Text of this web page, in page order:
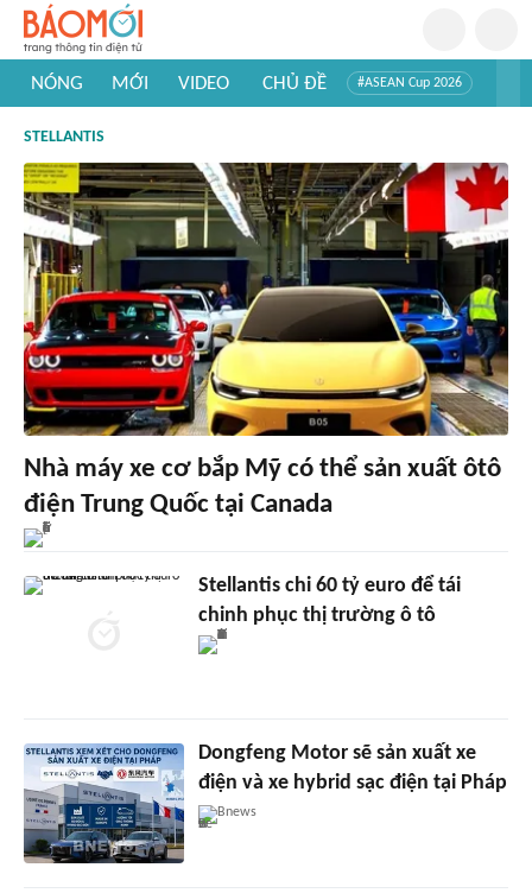
NÓNG MỚI VIDEO CHỦ ĐỀ #ASEAN Cup 2026
#Khám phá thế giới
STELLANTIS
Nhà máy xe cơ bắp Mỹ có thể sản xuất ôtô
điện Trung Quốc tại Canada
Stellantis chi 60 tỷ euro để tái
chinh phục thị trường ô tô
Dongfeng Motor sẽ sản xuất xe
điện và xe hybrid sạc điện tại Pháp
Bnews